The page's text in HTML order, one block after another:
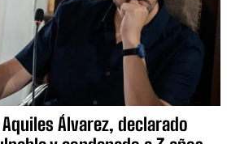
Aquiles Álvarez, declarado